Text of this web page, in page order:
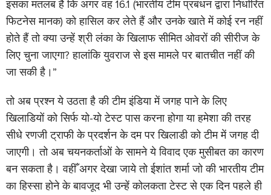
इसका मतलब है कि अगर वह 16.1 (भारतीय टीम प्रबंधन द्वारा निर्धारित
फिटनेस मानक) को हासिल कर लेते हैं और उनके खाते में कोई रन नहीं
होते हैं तो क्या उन्हें श्री लंका के खिलाफ सीमित ओवरों की सीरीज के
लिए चुना जाएगा? हालांकि युवराज से इस मामले पर बातचीत नहीं की
जा सकी है।”
तो अब प्रश्न ये उठता है की टीम इंडिया में जगह पाने के लिए
खिलाडियों को सिर्फ यो-यो टेस्ट पास करना होगा या हमेशा की तरह
सीधे रणजी ट्राफी के प्रदर्शन के दम पर खिलाडी को टीम में जगह दी
जाएगी। तो अब चयनकर्ताओं के सामने ये विवाद एक मुसीबत का कारण
बन सकता है। वहीँ अगर देखा जाये तो ईशांत शर्मा जो की भारतीय टीम
का हिस्सा होने के बावजूद भी उन्हें कोलकता टेस्ट से एक दिन पहले ही